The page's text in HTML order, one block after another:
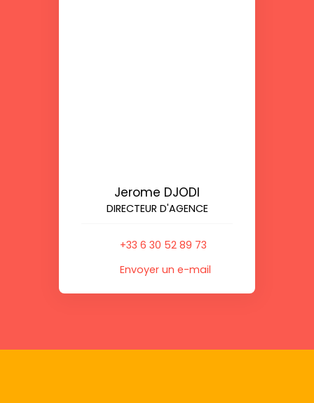
Jerome DJODI
DIRECTEUR D'AGENCE
+33 6 30 52 89 73
Envoyer un e-mail